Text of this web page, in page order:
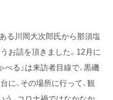
る川岡大次郎氏から那須塩
お話を頂きました。12月に
る」は来訪者目線で、黒磯
に、その場所に行って、観